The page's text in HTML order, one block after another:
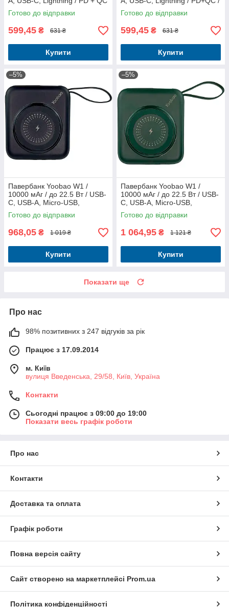
/ З кабелем / Чорний
Готово до відправки
599,45 ₴ 631 ₴
Купити
С кабелем / Білий
Готово до відправки
599,45 ₴ 631 ₴
Купити
–5%
Павербанк Yoobao W1 /
10000 мАг / до 22.5 Вт / USB-
C, USB-A, Micro-USB,
MagSafe, Lightning / PD + QC
/ З кабелем / Темно-синій
Готово до відправки
968,05 ₴ 1 019 ₴
Купити
–5%
Павербанк Yoobao W1 /
10000 мАг / до 22.5 Вт / USB-
C, USB-A, Micro-USB,
MagSafe, Lightning / PD+QC /
З кабелем / Зелений
Готово до відправки
1 064,95 ₴ 1 121 ₴
Купити
Показати ще
Про нас
98% позитивних з 247 відгуків за рік
Працює з 17.09.2014
м. Київ
вулиця Введенська, 29/58, Київ, Україна
Контакти
Сьогодні працює з 09:00 до 19:00
Показати весь графік роботи
Про нас
Контакти
Доставка та оплата
Графік роботи
Повна версія сайту
Сайт створено на маркетплейсі Prom.ua
Політика конфіденційності